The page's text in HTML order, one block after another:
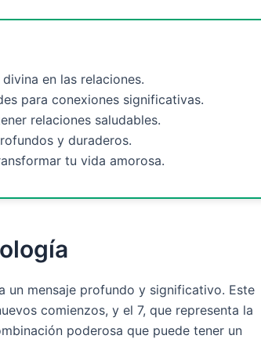
en las relaciones.
para conexiones significativas.
relaciones saludables.
y duraderos.
tu vida amorosa.
un mensaje profundo y significativo. Este
comienzos, y el 7, que representa la
poderosa que puede tener un